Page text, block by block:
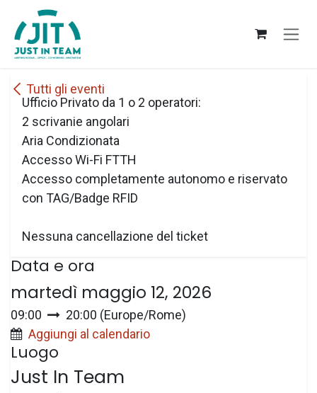
Passa al contenuto
Tutti gli eventi
Ufficio Privato da 1 o 2 operatori:
2 scrivanie angolari
Aria Condizionata
Accesso Wi-Fi FTTH
Accesso completamente autonomo e riservato
con TAG/Badge RFID
Nessuna cancellazione del ticket
Data e ora
martedì maggio 12, 2026
09:00 20:00 (Europe/Rome)
Aggiungi al calendario
Luogo
Just In Team